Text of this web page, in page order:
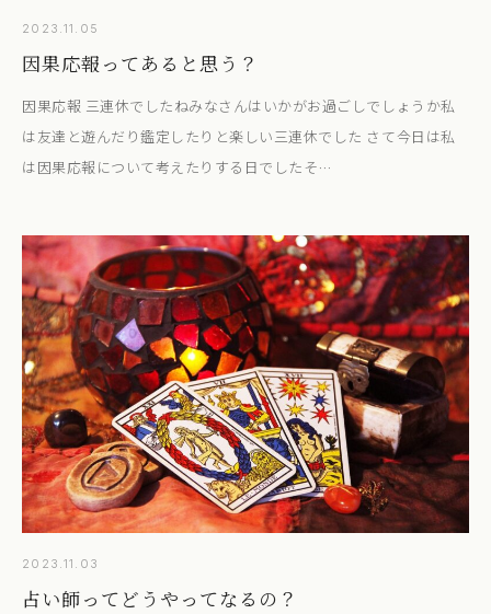
2023.11.05
因果応報ってあると思う？
因果応報 三連休でしたねみなさんはいかがお過ごしでしょうか私
は友達と遊んだり鑑定したりと楽しい三連休でした さて今日は私
は因果応報について考えたりする日でしたそ…
2023.11.03
占い師ってどうやってなるの？